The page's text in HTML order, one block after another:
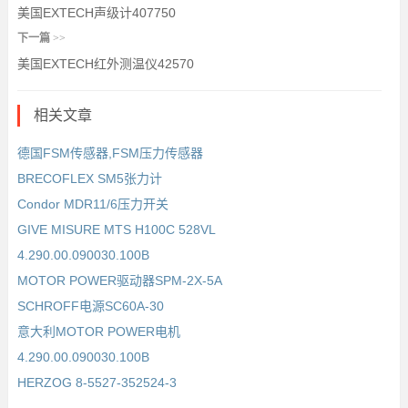
美国EXTECH声级计407750
下一篇 >>
美国EXTECH红外测温仪42570
相关文章
德国FSM传感器,FSM压力传感器
BRECOFLEX SM5张力计
Condor MDR11/6压力开关
GIVE MISURE MTS H100C 528VL
4.290.00.090030.100B
MOTOR POWER驱动器SPM-2X-5A
SCHROFF电源SC60A-30
意大利MOTOR POWER电机
4.290.00.090030.100B
HERZOG 8-5527-352524-3